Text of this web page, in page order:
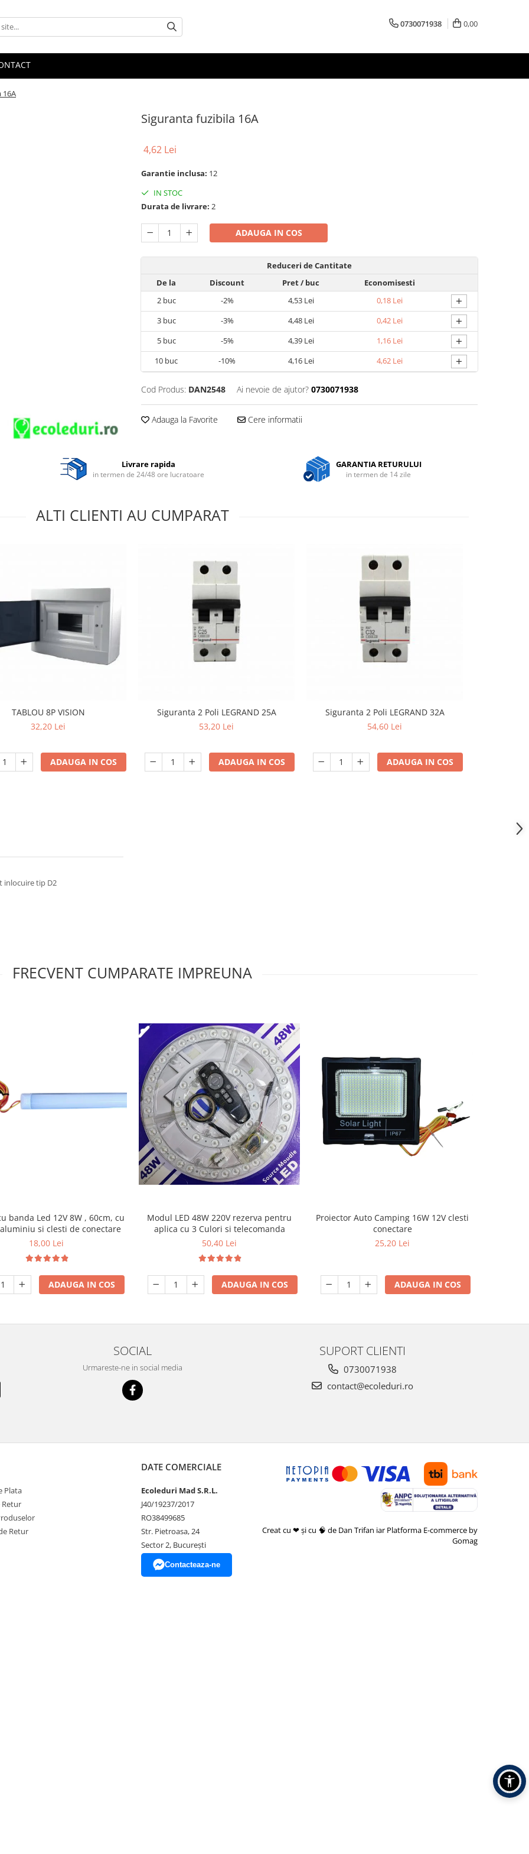
0730071938 0,00
16A
Siguranta fuzibila 16A
4,62 Lei
Garantie inclusa: 12
IN STOC
Durata de livrare: 2
ADAUGA IN COS
Reduceri de Cantitate
De la
Discount Pret/ buc
Economisesti
2buc -2% 4,53 Lei 0,18 Lei +
3buc -3% 4,48 Lei 0,42 Lei +
5buc -5% 4,39 Lei 1,16 Lei +
10 buc -10% 4,16 Lei 4,62 Lei +
Cod Produs: DAN2548 Ai nevoie de ajutor? 0730071938
Adauga la Favorite Cere informatii
Livrare rapida
in termen de 24/48 ore lucratoare
GARANTIA RETURULUI
in termen de 14 zile
ALTI CLIENTI AU CUMPARAT
TABLOU 8P VISION
32,20 Lei
ADAUGA IN COS
Siguranta 2 Poli LEGRAND 25A
53,20 Lei
ADAUGA IN COS
Siguranta 2 Poli LEGRAND 32A
54,60 Lei
ADAUGA IN COS
inlocuire tip D2
FRECVENT CUMPARATE IMPREUNA
banda Led 12V 8W , 60cm, cu
si clesti de conectare
18,00 Lei
ADAUGA IN COS
Modul LED 48W 220V rezerva pentru
aplica cu 3 Culori si telecomanda
50,40 Lei
ADAUGA IN COS
Proiector Auto Camping 16W 12V clesti
conectare
25,20 Lei
ADAUGA IN COS
SOCIAL
Urmareste-ne in social media
SUPORT CLIENTI
0730071938
contact@ecoleduri.ro
Plata
Retur
Retur
DATE COMERCIALE
Ecoleduri Mad S.R.L.
J40/19237/2017
RO38499685
Str. Pietroasa, 24
Sector 2, București
Contacteaza-ne
Creat cu ❤ și cu 🧠 de Dan Trifan iar Platforma E-commerce by
Gomag